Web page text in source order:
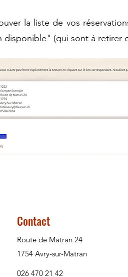
la liste de vos
disponible" (qui sont à retirer
Contact
Route de Matran 24
1754 Avry-sur-Matran
026 470 21 42